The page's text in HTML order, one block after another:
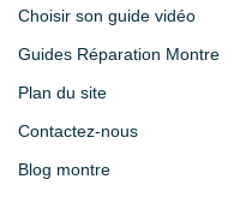
Choisir son guide vidéo
Guides Réparation Montre
Plan du site
Contactez-nous
Blog montre